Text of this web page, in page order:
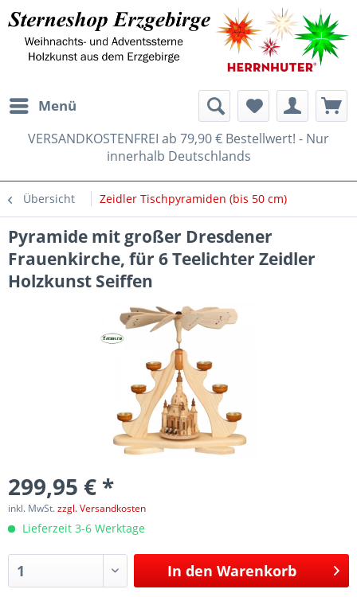
Menü
VERSANDKOSTENFREI ab 79,90 € Bestellwert! - Nur
innerhalb Deutschlands
Übersicht Zeidler Tischpyramiden (bis 50 cm)
Pyramide mit großer Dresdener
Frauenkirche, für 6 Teelichter Zeidler
Holzkunst Seiffen
299,95 € *
inkl. MwSt.zzgl. Versandkosten
Lieferzeit 3-6 Werktage
In den Warenkorb